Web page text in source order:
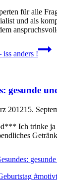
für alle
und als
iss anders !
gesunde
201215.
Ich trinke ja